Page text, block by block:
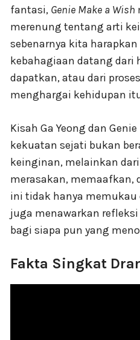
fantasi, Genie Make a Wish
merenung tentang arti
sebenarnya kita
kebahagiaan datang dari
dapatkan, atau dari
menghargai kehidupan
Kisah Ga Yeong dan
kekuatan sejati bukan
keinginan, melainkan
merasakan, memaafkan,
ini tidak hanya
juga menawarkan
bagi siapa pun yang
Fakta Singkat